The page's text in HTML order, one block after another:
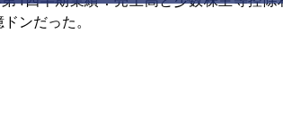
ンだった。